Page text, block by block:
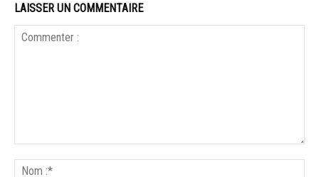
LAISSER UN COMMENTAIRE